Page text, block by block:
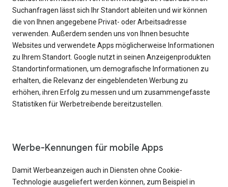
Suchanfragen lässt sich Ihr Standort ableiten und wir können
die von Ihnen angegebene Privat- oder Arbeitsadresse
verwenden. Außerdem senden uns von Ihnen besuchte
Websites und verwendete Apps möglicherweise Informationen
zu Ihrem Standort. Google nutzt in seinen Anzeigenprodukten
Standortinformationen, um demografische Informationen zu
erhalten, die Relevanz der eingeblendeten Werbung zu
erhöhen, ihren Erfolg zu messen und um zusammengefasste
Statistiken für Werbetreibende bereitzustellen.
Werbe-Kennungen für mobile Apps
Damit Werbeanzeigen auch in Diensten ohne Cookie-
Technologie ausgeliefert werden können, zum Beispiel in